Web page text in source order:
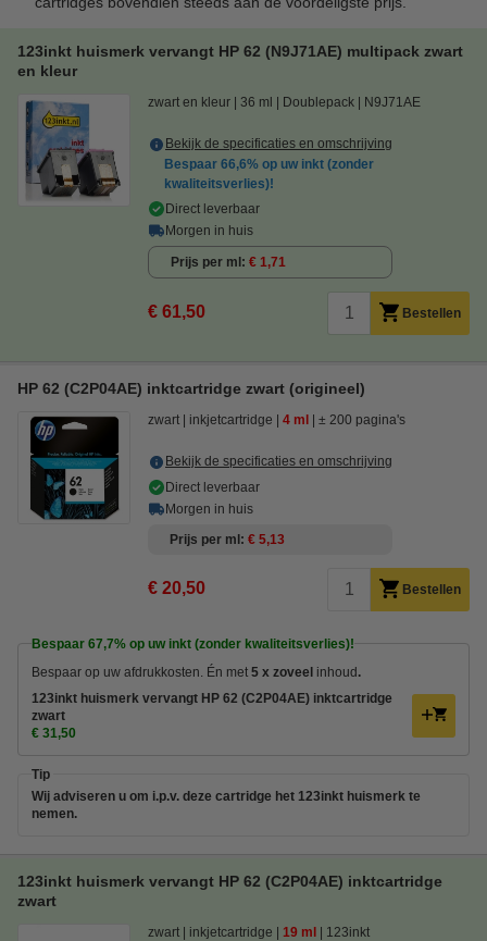
123inkt huismerk vervangt HP 62 (N9J71AE) multipack zwart
en kleur
zwart en kleur 36 ml Doublepack N9J71AE
Bekijk de specificaties en omschrijving
Bespaar 66,6% op uw inkt (zonder
kwaliteitsverlies)!
Direct leverbaar
Morgen in huis
Prijs per ml € 1,71
€ 61,50 Bestellen
HP 62 (C2P04AE) inktcartridge zwart (origineel)
zwart inkjetcartridge 4 ml ± 200 pagina's
Bekijk de specificaties en omschrijving
Direct leverbaar
Morgen in huis
Prijs per ml € 5,13
€ 20,50 Bestellen
Bespaar 67,7% op uw inkt (zonder kwaliteitsverlies)!
Bespaar op uw afdrukkosten. Én met 5 x zoveel inhoud.
123inkt huismerk vervangt HP 62 (C2P04AE) inktcartridge
zwart
€ 31,50
Tip
Wij adviseren u om i.p.v. deze cartridge het 123inkt huismerk te
nemen.
123inkt huismerk vervangt HP 62 (C2P04AE) inktcartridge
zwart
zwart inkjetcartridge 19 ml 123inkt